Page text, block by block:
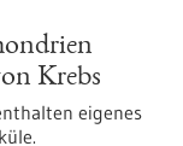
Krebs
eigenes